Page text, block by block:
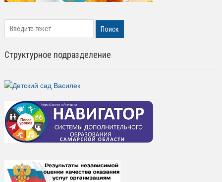
search
Поиск
Структурное подразделение